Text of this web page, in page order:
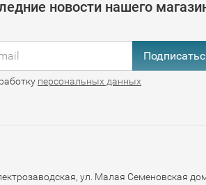
новости нашего
персональных данных
ул. Малая Семеновская